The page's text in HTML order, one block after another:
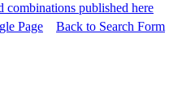
combinations published here
Page Back to Search Form